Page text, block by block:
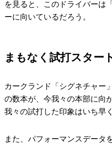
を見ると、このドライバーは
ーに向いているだろう。
まもなく試打スター
カークランド「シグネチャー
の数本が、今我々の本部に向
我々の試打した印象はいち早
また、パフォーマンスデータ